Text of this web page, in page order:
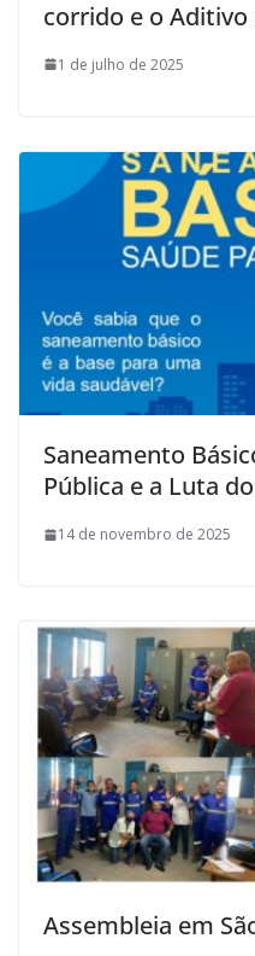
corrido e o Aditivo
1 de julho de 2025
Saneamento
Pública e a Luta
14 de novembro de 2025
Assembleia em